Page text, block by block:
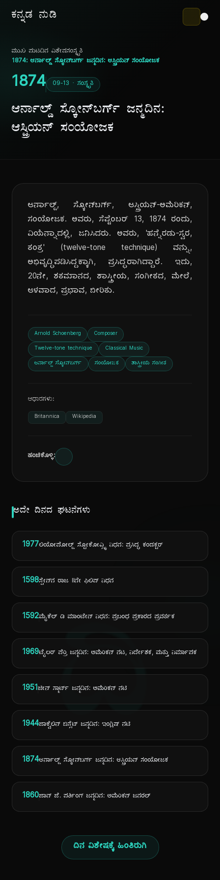
ಕನ್ನಡ ನುಡಿ
ದಿ
ಮುಖ ಪುಟದಿನ ವಿಶೇಷಸಂಸ್ಕೃತಿ
1874: ಆರ್ನಾಲ್ಡ್ ಸ್ಕೋನ್‌ಬರ್ಗ್ ಜನ್ಮದಿನ: ಆಸ್ಟ್ರಿಯನ್ ಸಂಯೋಜಕ
1874 09-13 · ಸಂಸ್ಕೃತಿ
ಆರ್ನಾಲ್ಡ್ ಸ್ಕೋನ್‌ಬರ್ಗ್ ಜನ್ಮದಿನ:
ಆಸ್ಟ್ರಿಯನ್ ಸಂಯೋಜಕ
ಆರ್ನಾಲ್ಡ್, ಸ್ಕೋನ್‌ಬರ್ಗ್, ಆಸ್ಟ್ರಿಯನ್-ಅಮೆರಿಕನ್,
ಸಂಯೋಜಕ. ಅವರು, ಸೆಪ್ಟೆಂಬರ್ 13, 1874 ರಂದು,
ವಿಯೆನ್ನಾದಲ್ಲಿ, ಜನಿಸಿದರು. ಅವರು, 'ಹನ್ನೆರಡು-ಸ್ವರ,
ತಂತ್ರ' (twelve-tone technique) ವನ್ನು,
ಅಭಿವೃದ್ಧಿಪಡಿಸಿದ್ದಕ್ಕಾಗಿ, ಪ್ರಸಿದ್ಧರಾಗಿದ್ದಾರೆ. ಇದು,
20ನೇ, ಶತಮಾನದ, ಶಾಸ್ತ್ರೀಯ, ಸಂಗೀತದ, ಮೇಲೆ,
ಆಳವಾದ, ಪ್ರಭಾವ, ಬೀರಿತು.
Arnold Schoenberg Composer
Twelve-tone technique Classical Music
ಆರ್ನಾಲ್ಡ್ ಸ್ಕೋನ್‌ಬರ್ಗ್ ಸಂಯೋಜಕ ಶಾಸ್ತ್ರೀಯ ಸಂಗೀತ
ಆಧಾರಗಳು:
Britannica Wikipedia
ಹಂಚಿಕೊಳ್ಳಿ:
ಅದೇ ದಿನದ ಘಟನೆಗಳು
1977ಲಿಯೋಪೋಲ್ಡ್ ಸ್ಟೋಕೋವ್ಸ್ಕಿ ನಿಧನ: ಪ್ರಸಿದ್ಧ ಕಂಡಕ್ಟರ್
1598ಸ್ಪೇನ್‌ನ ರಾಜ IIನೇ ಫಿಲಿಪ್ ನಿಧನ
1592ಮೈಕೆಲ್ ಡಿ ಮಾಂಟೇನ್ ನಿಧನ: ಪ್ರಬಂಧ ಪ್ರಕಾರದ ಪ್ರವರ್ತಕ
1969ಟೈಲರ್ ಪೆರ್ರಿ ಜನ್ಮದಿನ: ಅಮೆರಿಕನ್ ನಟ, ನಿರ್ದೇಶಕ, ಮತ್ತು ನಿರ್ಮಾಪಕ
1951ಜೀನ್ ಸ್ಮಾರ್ಟ್ ಜನ್ಮದಿನ: ಅಮೆರಿಕನ್ ನಟಿ
1944ಜಾಕ್ವೆಲಿನ್ ಬಿಸ್ಸೆಟ್ ಜನ್ಮದಿನ: ಇಂಗ್ಲಿಷ್ ನಟಿ
1874ಆರ್ನಾಲ್ಡ್ ಸ್ಕೋನ್‌ಬರ್ಗ್ ಜನ್ಮದಿನ: ಆಸ್ಟ್ರಿಯನ್ ಸಂಯೋಜಕ
1860ಜಾನ್ ಜೆ. ಪರ್ಶಿಂಗ್ ಜನ್ಮದಿನ: ಅಮೆರಿಕನ್ ಜನರಲ್
ದಿನ ವಿಶೇಷಕ್ಕೆ ಹಿಂತಿರುಗಿ